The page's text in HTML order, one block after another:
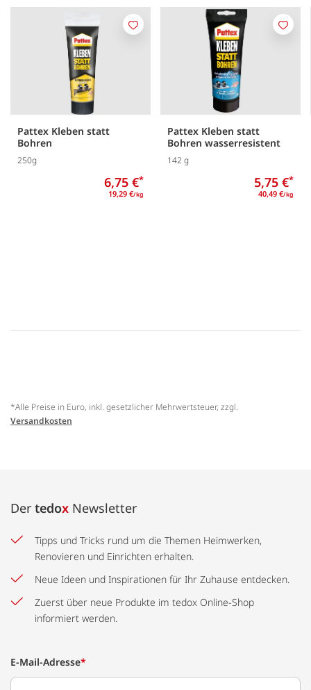
Pattex Kleben statt
Bohren
250g
6,75 €*
19,29 €/kg
Merken
Pattex Kleben statt
Bohren wasserresistent
142 g
5,75 €*
40,49 €/kg
*Alle Preise in Euro, inkl. gesetzlicher Mehrwertsteuer, zzgl.
Versandkosten
Der tedox Newsletter
Tipps und Tricks rund um die Themen Heimwerken,
Renovieren und Einrichten erhalten.
Neue Ideen und Inspirationen für Ihr Zuhause entdecken.
Zuerst über neue Produkte im tedox Online-Shop
informiert werden.
E-Mail-Adresse*